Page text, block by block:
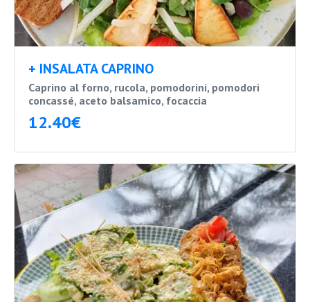
+ INSALATA CAPRINO
Caprino al forno, rucola, pomodorini, pomodori
concassé, aceto balsamico, focaccia
12.40€